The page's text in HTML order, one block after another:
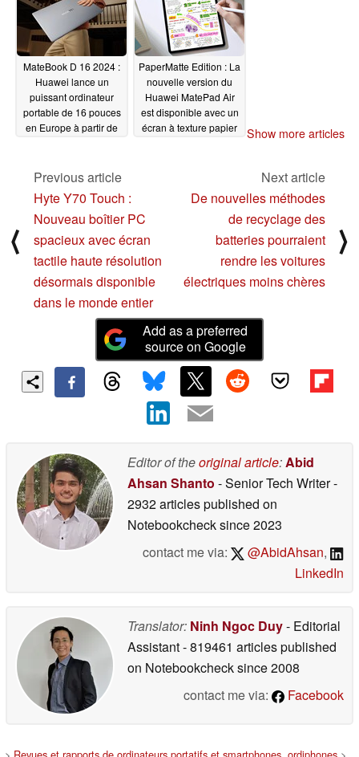
MateBook D 16 2024 :
Huawei lance un
puissant ordinateur
portable de 16 pouces
en Europe à partir de
PaperMatte Edition : La
nouvelle version du
Huawei MatePad Air
est disponible avec un
écran à texture papier
Show more articles
⟨
Previous article
Hyte Y70 Touch :
Nouveau boîtier PC
spacieux avec écran
tactile haute résolution
désormais disponible
dans le monde entier
Next article
De nouvelles méthodes
de recyclage des
batteries pourraient
rendre les voitures
électriques moins chères
⟩
Add as a preferred
source on Google
Editor of theoriginal article:Abid
Ahsan Shanto - Senior Tech Writer-
2932 articles published on
Notebookchecksince 2023
contact me via:
@AbidAhsan,
LinkedIn
Translator: Ninh Ngoc Duy- Editorial
Assistant- 819461 articles published
on Notebookchecksince 2008
contact me via:
Facebook